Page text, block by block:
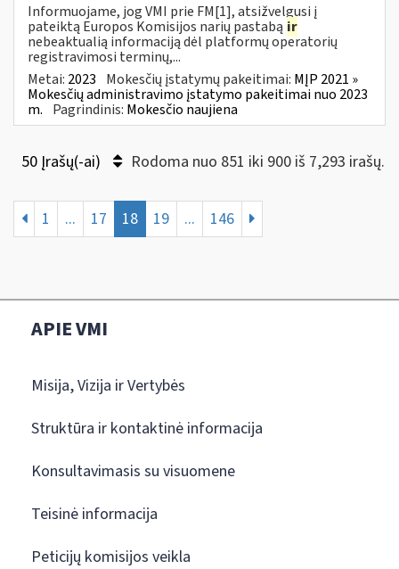
Informuojame, jog VMI prie FM[1], atsižvelgusi į
pateiktą Europos Komisijos narių pastabą ir
nebeaktualią informaciją dėl platformų operatorių
registravimosi terminų,...
Metai: 2023 Mokesčių įstatymų pakeitimai: MĮP 2021 »
Mokesčių administravimo įstatymo pakeitimai nuo 2023
m. Pagrindinis: Mokesčio naujiena
50 Įrašų(-ai) Rodoma nuo 851 iki 900 iš 7,293 irašų.
1 ... 17 18 19 ... 146
APIE VMI
Misija, Vizija ir Vertybės
Struktūra ir kontaktinė informacija
Konsultavimasis su visuomene
Teisinė informacija
Peticijų komisijos veikla